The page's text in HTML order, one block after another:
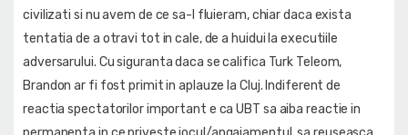
civilizati si nu avem de ce sa-l fluieram, chiar daca exista
tentatia de a otravi tot in cale, de a huidui la executiile
adversarului. Cu siguranta daca se califica Turk Teleom,
Brandon ar fi fost primit in aplauze la Cluj. Indiferent de
reactia spectatorilor important e ca UBT sa aiba reactie in